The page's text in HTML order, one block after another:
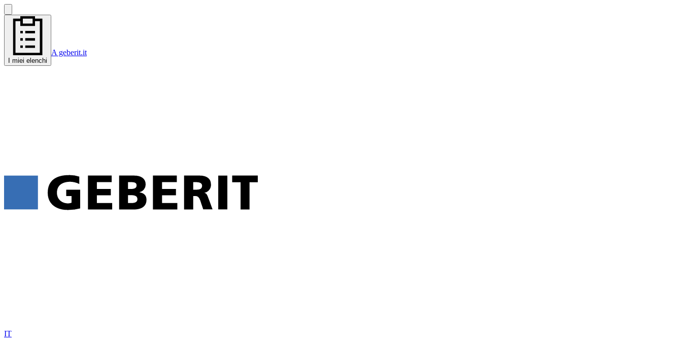
I miei elenchi
A geberit.it
IT